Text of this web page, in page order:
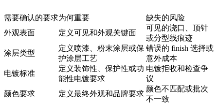
需要确认的要求为何重要
缺失的风险
外观表面
定义可见和外观关键面
可见的浇口、顶针
或分型线痕迹
涂层类型
定义喷漆、粉末涂层或保
护涂层工艺
错误的 finish 选择或
意外成本
电镀标准
定义装饰性、保护性或功
能性电镀要求
电镀拒收和检查争
议
颜色要求
定义最终外观和品牌要求
颜色不匹配或批次
不一致